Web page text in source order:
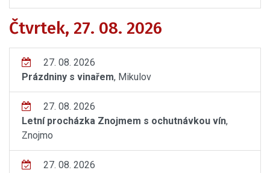
Čtvrtek, 27. 08. 2026
27. 08. 2026
Prázdniny s vinařem, Mikulov
27. 08. 2026
Letní procházka Znojmem s ochutnávkou vín,
Znojmo
27. 08. 2026